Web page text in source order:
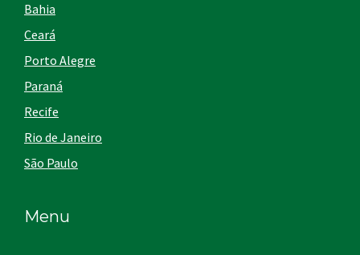
Bahia
Ceará
Porto Alegre
Paraná
Recife
Rio de Janeiro
São Paulo
Menu